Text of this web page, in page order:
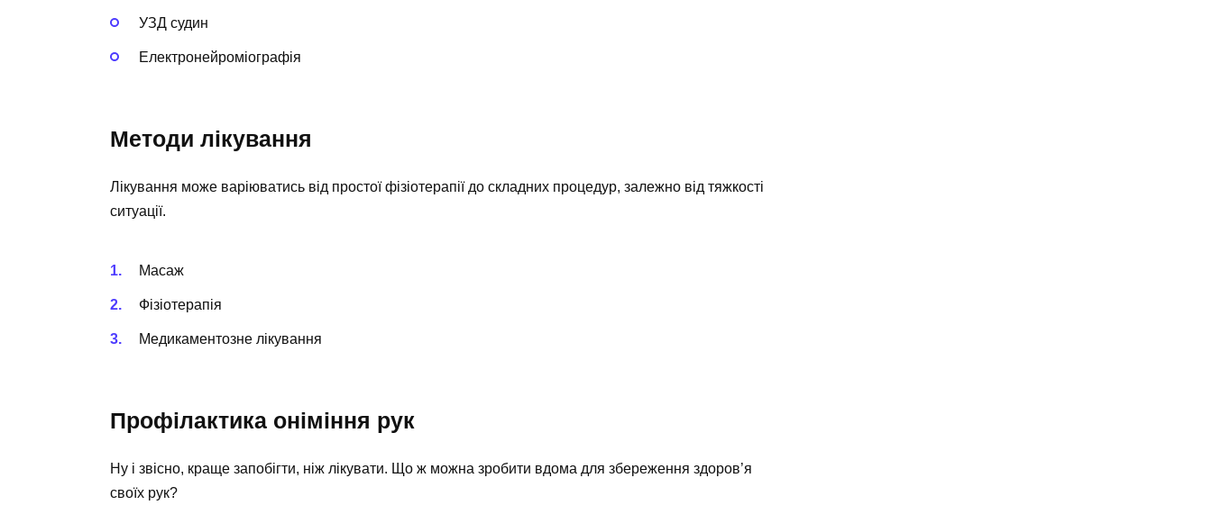
УЗД судин
Електронейроміографія
Методи лікування
Лікування може варіюватись від простої фізіотерапії до складних процедур, залежно від тяжкості
ситуації.
Масаж
Фізіотерапія
Медикаментозне лікування
Профілактика оніміння рук
Ну і звісно, краще запобігти, ніж лікувати. Що ж можна зробити вдома для збереження здоров’я
своїх рук?